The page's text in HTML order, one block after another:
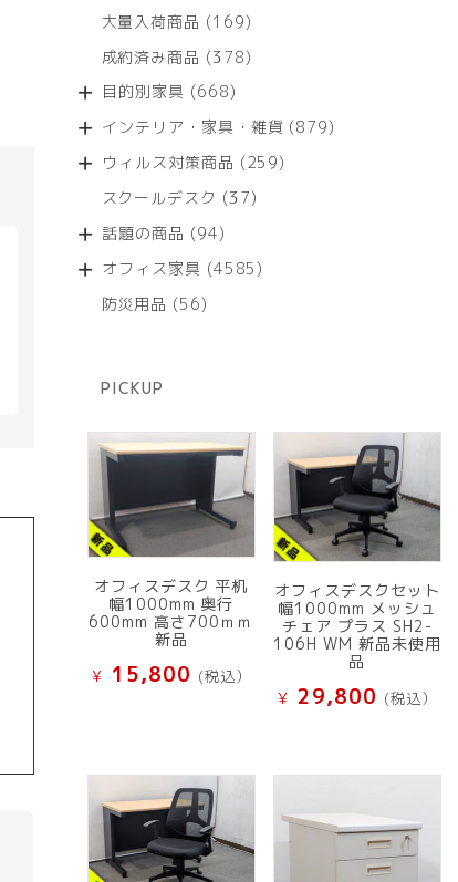
商
の
商
大量入荷商品 169169
の
成約済み商品 378378
商
目的別家具 668668
の
商
インテリア・家具・雑貨 879879
ウィルス対策商品 259259
スクールデスク 3737
商
話題の商品 9494
の
オフィス家具 45854585
防災用品 5656
PICKUP
オフィスデスク 平机
幅1000mm 奥行
600mm 高さ700ｍｍ
新品
¥ 15,800 (税込）
オフィスデスクセット
幅1000mm メッシュ
チェア プラス SH2-
106H WM 新品未使用
品
¥ 29,800 (税込）